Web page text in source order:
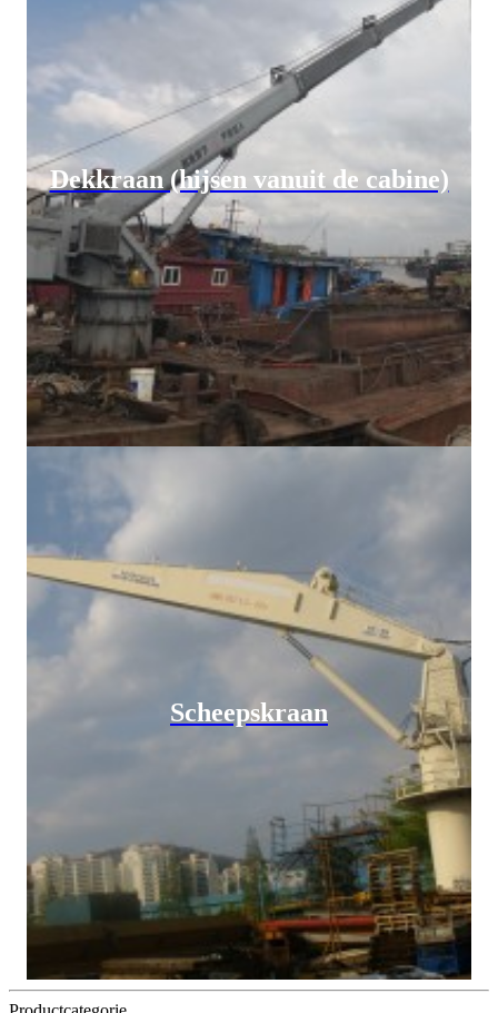
Dekkraan (hijsen vanuit de cabine)
Scheepskraan